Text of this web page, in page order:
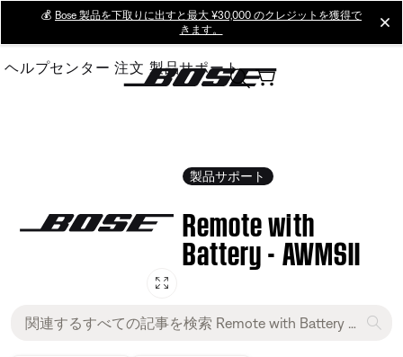
Main
💰 Bose 製品を下取りに出すと最大 ¥30,000 のクレジットを獲得で
きます。
ヘルプセンター 注文 製品サポート
製品サポート
Remote with
Battery - AWMSII